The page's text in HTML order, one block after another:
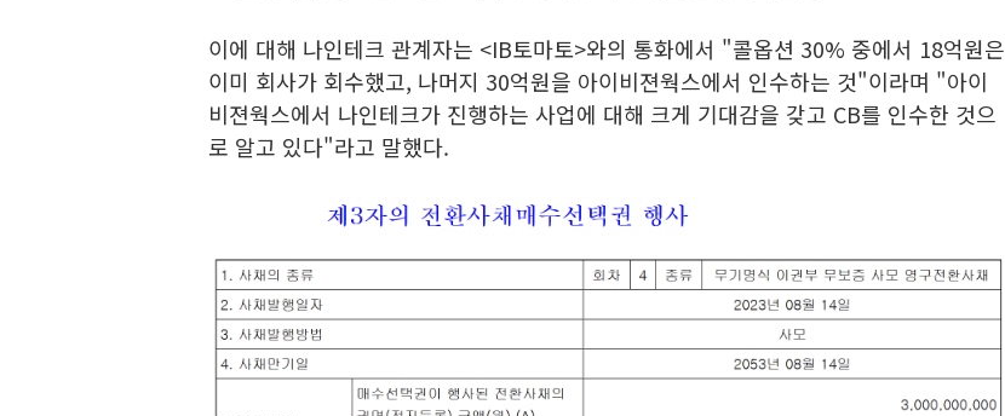
이에 대해 나인테크 관계자는 <IB토마토>와의 통화에서 "콜옵션 30% 중에서 18억원은
이미 회사가 회수했고, 나머지 30억원을 아이비젼웍스에서 인수하는 것"이라며 "아이
비젼웍스에서 나인테크가 진행하는 사업에 대해 크게 기대감을 갖고 CB를 인수한 것으
로 알고 있다"라고 말했다.